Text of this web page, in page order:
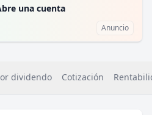
una cuenta
Anuncio
dividendo Cotización